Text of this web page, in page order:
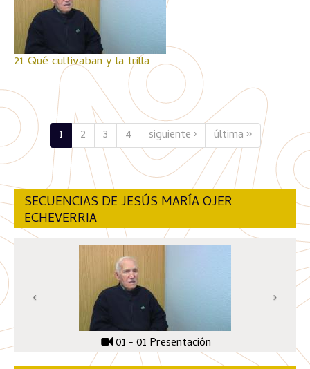
21 Qué cultivaban y la trilla
1 2 3 4 siguiente › última ››
SECUENCIAS DE JESÚS MARÍA OJER
ECHEVERRIA
01 - 01 Presentación